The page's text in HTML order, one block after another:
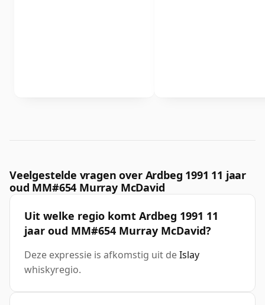
Veelgestelde vragen over Ardbeg 1991 11 jaar
oud MM#654 Murray McDavid
Uit welke regio komt Ardbeg 1991 11
jaar oud MM#654 Murray McDavid?
Deze expressie is afkomstig uit deIslay
whiskyregio.